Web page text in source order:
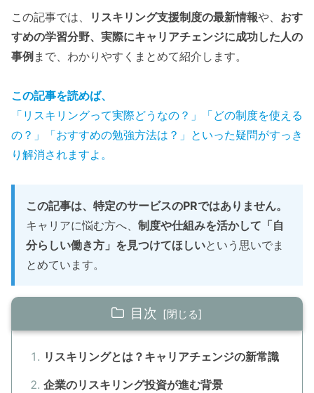
この記事では、 リスキリング支援制度の最新情報や、 おす
すめの学習分野、実際にキャリアチェンジに成功した人の
事例まで、わかりやすくまとめて紹介します。
この記事を読めば、
「リスキリングって実際どうなの？」「どの制度を使える
の？」「おすすめの勉強方法は？」といった疑問がすっき
り解消されますよ。
この記事は、特定のサービスのPRではありません。
キャリアに悩む方へ、 制度や仕組みを活かして「自
分らしい働き方」を見つけてほしいという思いでま
とめています。
目次
リスキリングとは？キャリアチェンジの新常識
企業のリスキリング投資が進む背景